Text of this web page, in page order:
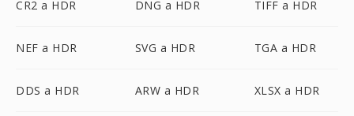
CR2 a HDR DNG a HDR TIFF a HDR
NEF a HDR SVG a HDR TGA a HDR
DDS a HDR ARW a HDR XLSX a HDR